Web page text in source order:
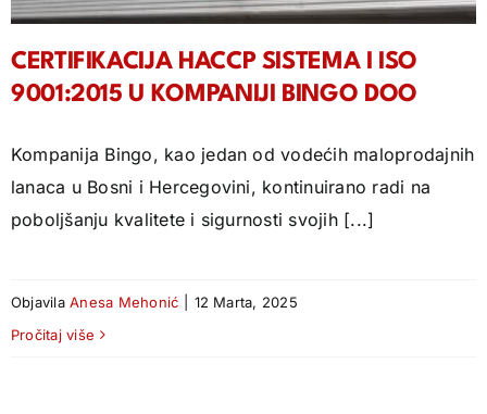
CERTIFIKACIJA HACCP SISTEMA I ISO
9001:2015 U KOMPANIJI BINGO DOO
Kompanija Bingo, kao jedan od vodećih maloprodajnih
lanaca u Bosni i Hercegovini, kontinuirano radi na
poboljšanju kvalitete i sigurnosti svojih [...]
ObjavilaAnesa Mehonić
12 Marta, 2025
Pročitaj više